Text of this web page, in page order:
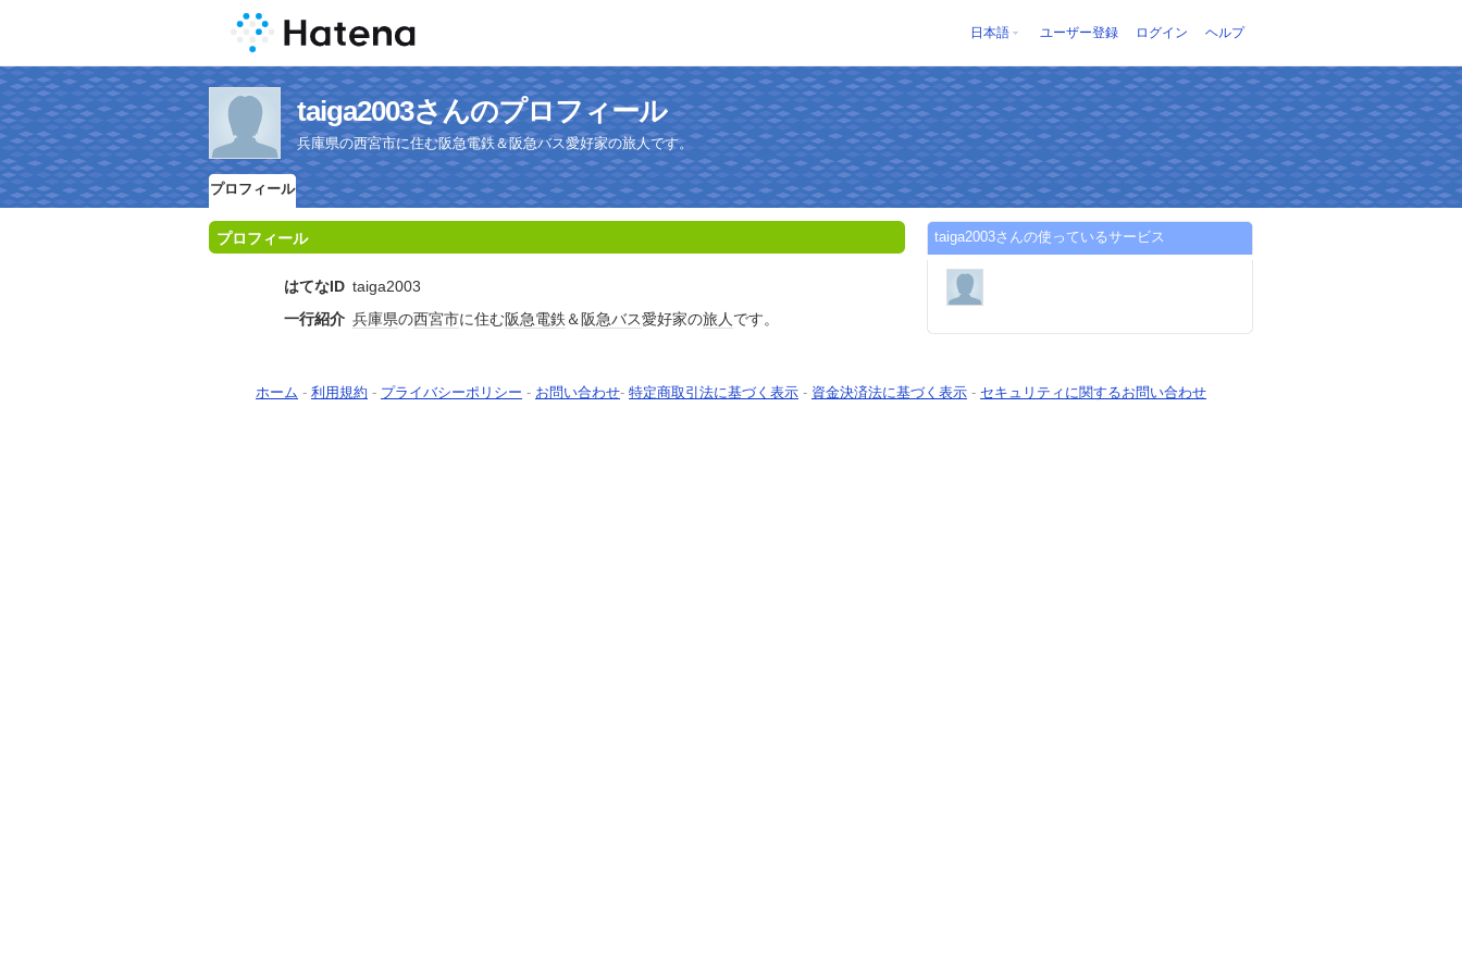
日本語 ユーザー登録 ログイン ヘルプ
taiga2003さんのプロフィール
兵庫県の西宮市に住む阪急電鉄＆阪急バス愛好家の旅人です。
プロフィール
プロフィール
はてなID taiga2003
一行紹介 兵庫県の西宮市に住む阪急電鉄 ＆ 阪急バス愛好家の旅人です。
taiga2003さんの使っているサービス
ホーム - 利用規約 - プライバシーポリシー - お問い合わせ- 特定商取引法に基づく表示 - 資金決済法に基づく表示 - セキュリティに関するお問い合わせ